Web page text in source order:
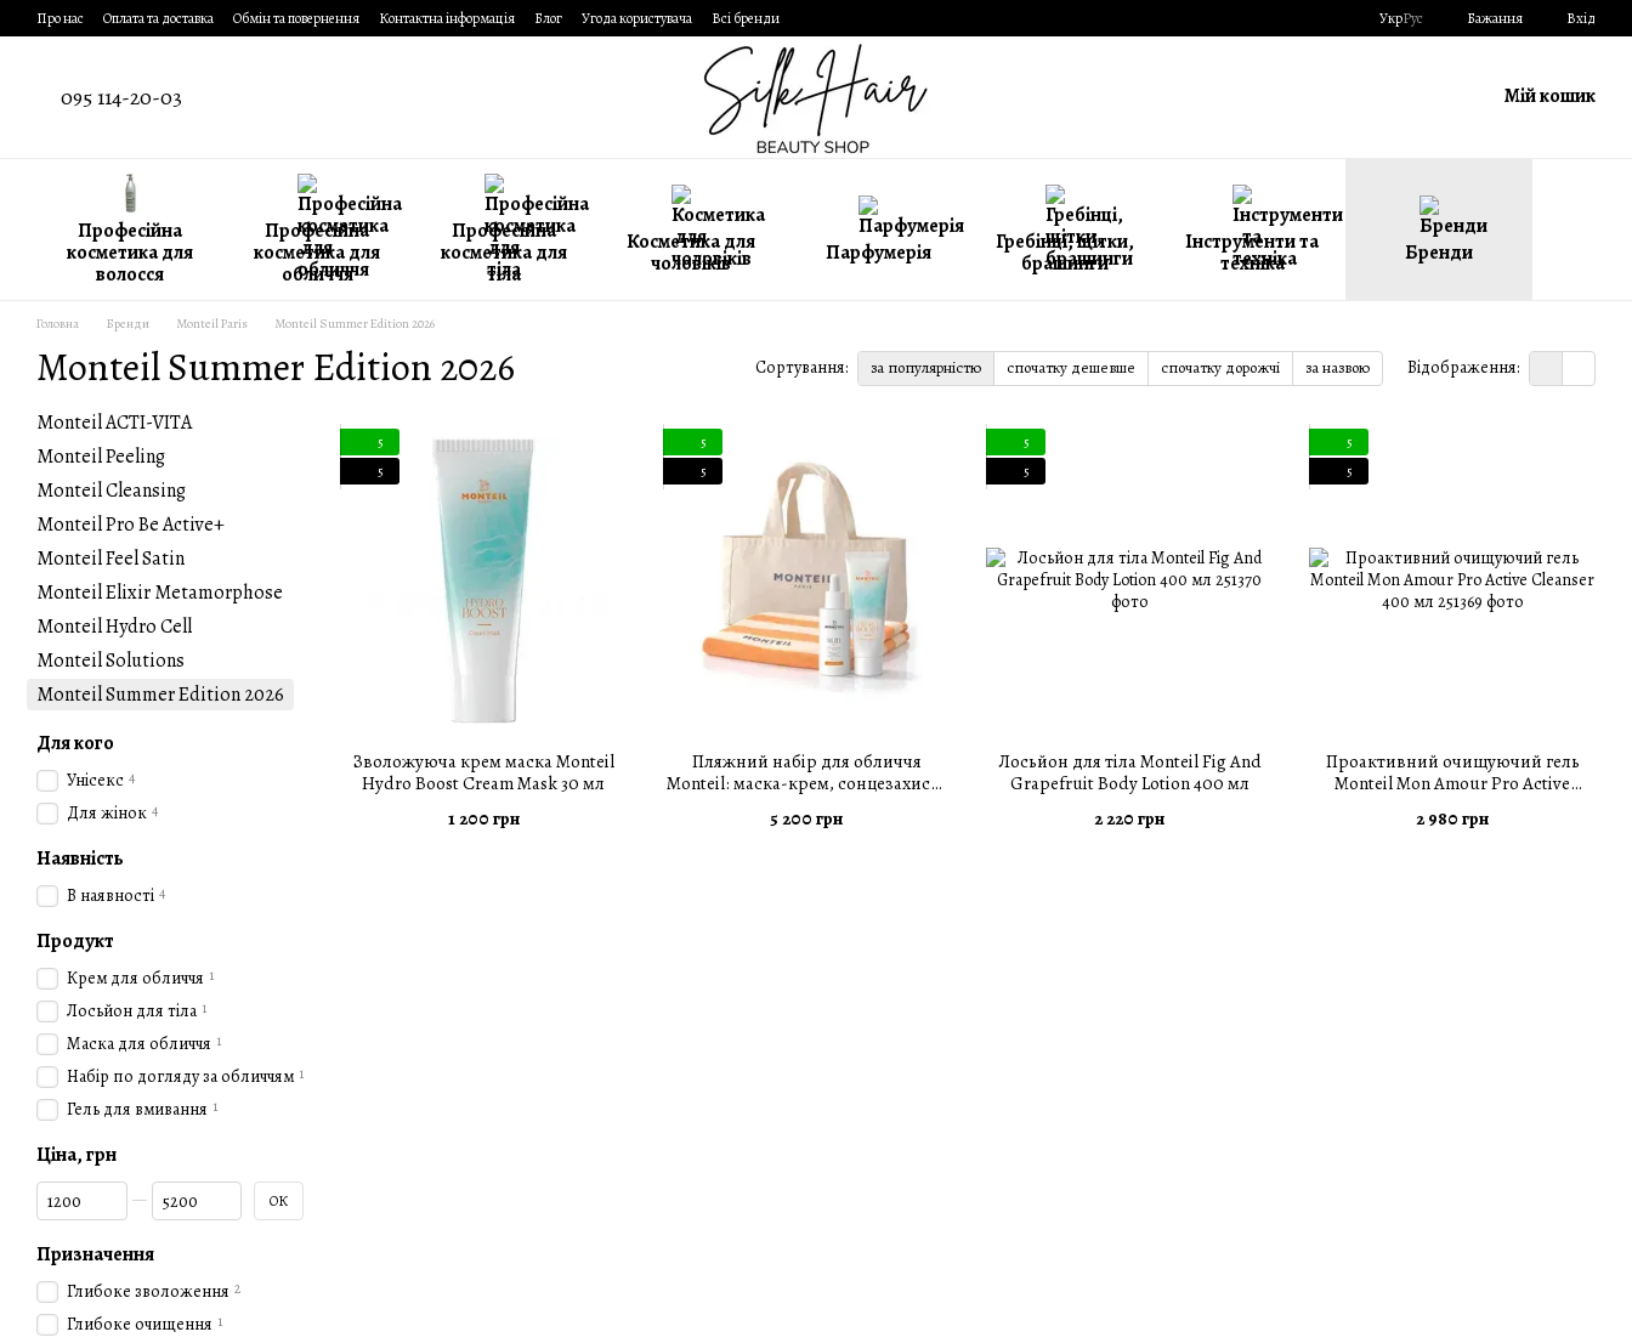
Перейти до основного контенту
Про нас Оплата та доставка Обмін та повернення Контактна інформація Блог Угода користувача Всі бренди УкрРус Бажання Вхід
095 114-20-03 Мій кошик
Професійна
косметика для
волосся
Професійна
косметика для
обличчя
Професійна
косметика для
тіла
Косметика для
чоловіків
Парфумерія
Гребінці, щітки,
брашинги
Інструменти та
техніка
Бренди
Головна Бренди Monteil Paris Monteil Summer Edition 2026
Monteil Summer Edition 2026 Сортування: за популярністю спочатку дешевше спочатку дорожчі за назвою Відображення:
5
5
Зволожуюча крем маска Monteil
Hydro Boost Cream Mask 30 мл
1 200 грн
5
5
Пляжний набір для обличчя
Monteil: маска-крем, сонцезахисні
5 200 грн
5
5
Лосьйон для тіла Monteil Fig And
Grapefruit Body Lotion 400 мл
2 220 грн
5
5
Проактивний очищуючий гель
Monteil Mon Amour Pro Active
2 980 грн
Monteil ACTI-VITA
Monteil Peeling
Monteil Cleansing
Monteil Pro Be Active+
Monteil Feel Satin
Monteil Elixir Metamorphose
Monteil Hydro Cell
Monteil Solutions
Monteil Summer Edition 2026
Для кого
Унісекc 4
Для жінок 4
Наявність
В наявності 4
Продукт
Крем для обличчя 1
Лосьйон для тіла 1
Маска для обличчя 1
Набір по догляду за обличчям 1
Гель для вмивання 1
Ціна, грн
Від Ціна, грн
До Ціна, грн ОК
Призначення
Глибоке зволоження 2
Глибоке очищення 1